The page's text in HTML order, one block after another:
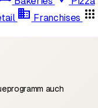
domain Franchises apps
auch